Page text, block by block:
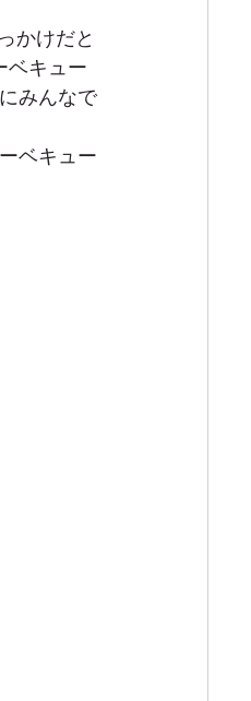
かけだと
ベキュー
みんなで
ベキュー